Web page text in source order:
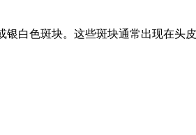
白色斑块。这些斑块通常出现在头